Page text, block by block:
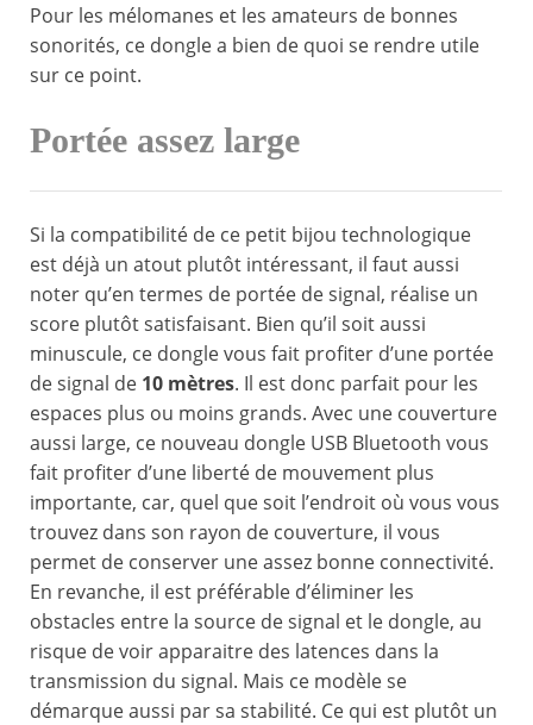
Pour les mélomanes et les amateurs de bonnes
sonorités, ce dongle a bien de quoi se rendre utile
sur ce point.
Portée assez large
Si la compatibilité de ce petit bijou technologique
est déjà un atout plutôt intéressant, il faut aussi
noter qu’en termes de portée de signal, réalise un
score plutôt satisfaisant. Bien qu’il soit aussi
minuscule, ce dongle vous fait profiter d’une portée
de signal de 10 mètres. Il est donc parfait pour les
espaces plus ou moins grands. Avec une couverture
aussi large, ce nouveau dongle USB Bluetooth vous
fait profiter d’une liberté de mouvement plus
importante, car, quel que soit l’endroit où vous vous
trouvez dans son rayon de couverture, il vous
permet de conserver une assez bonne connectivité.
En revanche, il est préférable d’éliminer les
obstacles entre la source de signal et le dongle, au
risque de voir apparaitre des latences dans la
transmission du signal. Mais ce modèle se
démarque aussi par sa stabilité. Ce qui est plutôt un